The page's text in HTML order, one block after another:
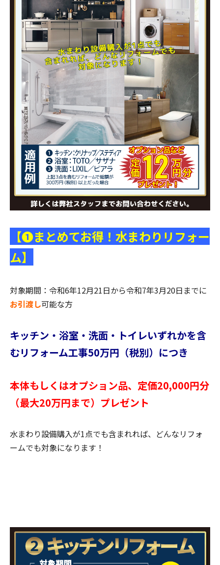
【❶まとめてお得！水まわりリフォー
ム】
対象期間：令和6年12月21日から令和7年3月20日までに
お引渡し可能な方
キッチン・浴室・洗面・トイレいずれかを含
むリフォーム工事50万円（税別）につき
本体もしくはオプション品、定価20,000円分
（最大20万円まで）プレゼント
水まわり設備購入が1点でも含まれれば、どんなリフォ
ームでも対象になります！